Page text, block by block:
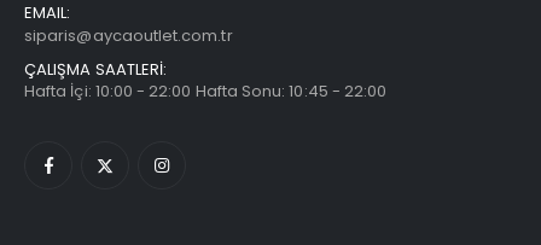
EMAIL:
siparis@aycaoutlet.com.tr
ÇALIŞMA SAATLERİ:
Hafta İçi: 10:00 - 22:00 Hafta Sonu: 10:45 - 22:00